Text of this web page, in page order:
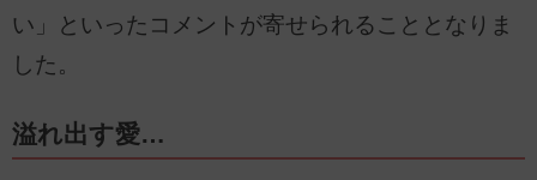
い」といったコメントが寄せられることとなりま
した。
溢れ出す愛…